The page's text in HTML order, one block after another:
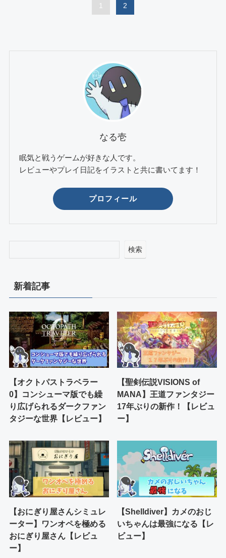
1 2
なる壱
眠気と戦うゲームが好きな人です。
レビューやプレイ日記をイラストと共に書いてます！
プロフィール
検索
新着記事
【オクトパストラベラー
0】コンシューマ版でも繰
り広げられるダークファン
タジーな世界【レビュー】
【聖剣伝説VISIONS of
MANA】王道ファンタジー
17年ぶりの新作！【レビュ
ー】
【おにぎり屋さんシミュレ
ーター】ワンオペを極める
おにぎり屋さん【レビュ
ー】
【Shelldiver】カメのおじ
いちゃんは最強になる【レ
ビュー】